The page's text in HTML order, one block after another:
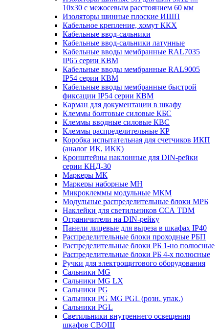
10х30 с межосевым расстоянием 60 мм
Изоляторы шинные плоские ИШП
Кабельное крепление, хомут ККХ
Кабельные ввод-сальники
Кабельные ввод-сальники латунные
Кабельные вводы мембранные RAL7035
IP65 серии КВМ
Кабельные вводы мембранные RAL9005
IP54 серии КВМ
Кабельные вводы мембранные быстрой
фиксации IP54 серии КВМ
Карман для документации в шкафу
Клеммы болтовые силовые КБС
Клеммы вводные силовые КВС
Клеммы распределительные КР
Коробка испытательная для счетчиков ИКП
(аналог ИК, ИКК)
Кронштейны наклонные для DIN-рейки
серии КНД-30
Маркеры МК
Маркеры наборные МН
Микроклеммы модульные МКМ
Модульные распределительные блоки МРБ
Наклейки для светильников ССА TDM
Ограничители на DIN-рейку
Панели лицевые для выреза в шкафах IP40
Распределительные блоки проходные РБП
Распределительные блоки РБ 1-но полюсные
Распределительные блоки РБ 4-х полюсные
Ручки для электрощитового оборудования
Сальники MG
Сальники MG LX
Сальники PG
Сальники PG MG PGL (розн. упак.)
Сальники PGL
Светильники внутреннего освещения
шкафов СВОШ